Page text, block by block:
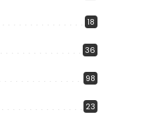
18
36
98
23